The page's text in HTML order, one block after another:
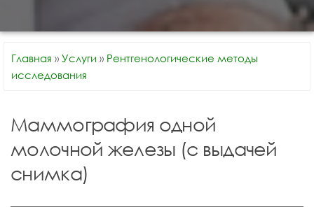
Главная » Услуги » Рентгенологические методы
исследования
Маммография одной
молочной железы (с выдачей
снимка)